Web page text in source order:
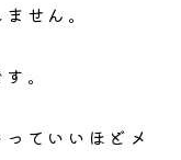
せん。
。
ていいほどメ